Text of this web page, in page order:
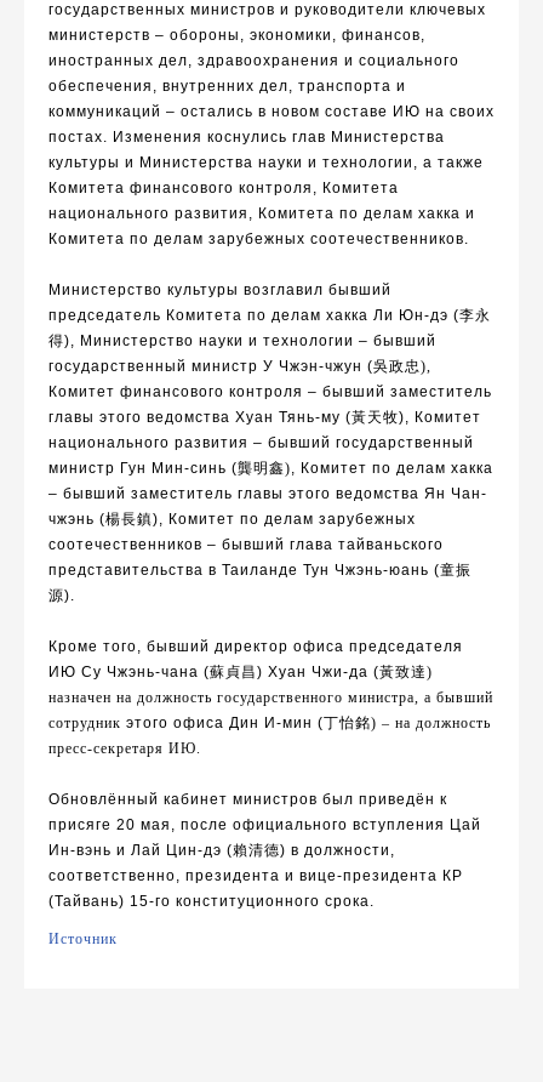
государственных министров и руководители ключевых
министерств – обороны, экономики, финансов,
иностранных дел, здравоохранения и социального
обеспечения, внутренних дел, транспорта и
коммуникаций – остались в новом составе ИЮ на своих
постах. Изменения коснулись глав Министерства
культуры и Министерства науки и технологии, а также
Комитета финансового контроля, Комитета
национального развития, Комитета по делам хакка и
Комитета по делам зарубежных соотечественников.
Министерство культуры возглавил бывший
председатель Комитета по делам хакка Ли Юн-дэ (李永
得), Министерство науки и технологии – бывший
государственный министр У Чжэн-чжун (吳政忠),
Комитет финансового контроля – бывший заместитель
главы этого ведомства Хуан Тянь-му (黃天牧), Комитет
национального развития – бывший государственный
министр Гун Мин-синь (龔明鑫), Комитет по делам хакка
– бывший заместитель главы этого ведомства Ян Чан-
чжэнь (楊長鎮), Комитет по делам зарубежных
соотечественников – бывший глава тайваньского
представительства в Таиланде Тун Чжэнь-юань (童振
源).
Кроме того, бывший директор офиса председателя
ИЮ Су Чжэнь-чана (蘇貞昌) Хуан Чжи-да (黃致達)
назначен на должность государственного министра, а бывший
сотрудник этого офиса Дин И-мин (丁怡銘) – на должность
пресс-секретаря ИЮ.
Обновлённый кабинет министров был приведён к
присяге 20 мая, после официального вступления Цай
Ин-вэнь и Лай Цин-дэ (賴清德) в должности,
соответственно, президента и вице-президента КР
(Тайвань) 15-го конституционного срока.
Источник